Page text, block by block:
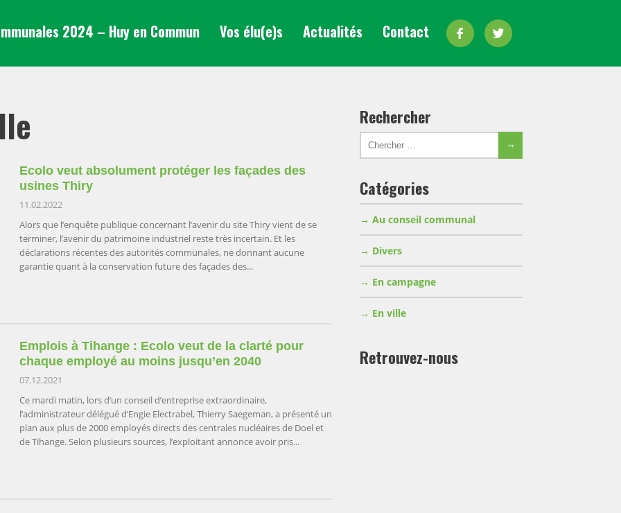
2024 – Huy en Commun Vos élu(e)s Actualités Contact Facebook
Ecolo veut absolument protéger les façades des
usines Thiry
11.02.2022
Alors que l’enquête publique concernant l’avenir du site Thiry vient de se
terminer, l’avenir du patrimoine industriel reste très incertain. Et les
déclarations récentes des autorités communales, ne donnant aucune
garantie quant à la conservation future des façades des...
Emplois à Tihange : Ecolo veut de la clarté pour
chaque employé au moins jusqu’en 2040
07.12.2021
Ce mardi matin, lors d’un conseil d’entreprise extraordinaire,
l’administrateur délégué d’Engie Electrabel, Thierry Saegeman, a présenté un
plan aux plus de 2000 employés directs des centrales nucléaires de Doel et
de Tihange. Selon plusieurs sources, l’exploitant annonce avoir pris...
Rechercher
Chercher
pour:
Chercher
Catégories
Au conseil communal
Divers
En campagne
En ville
Retrouvez-nous